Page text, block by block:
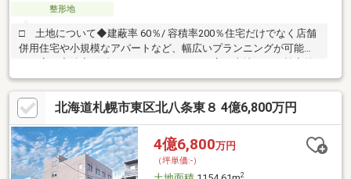
整形地
□ 土地について◆建蔽率 60％/ 容積率200％住宅だけでなく店舗
併用住宅や小規模なアパートなど、幅広いプランニングが可能
な土地活用が期待できます。◆毎朝の通勤にゆとりが生まれる好
立地です。休日は近くの「新生公園」でリラックスしたり 、近隣
の飲食店やショップを巡ったりと、充実したタウンライフを楽し
めます。◆東側は幅員11.0mの札幌市道に接しており、車の出し
入れもスムーズです。◆間口9.0mと車種によっては3台駐車も可
能です。◆東向きを活かした「朝型の明るい住まい」が実現可能
なお土地です。
北海道札幌市東区北八条東８ 4億6,800万円
4億6,800万円
（坪単価:-）
2